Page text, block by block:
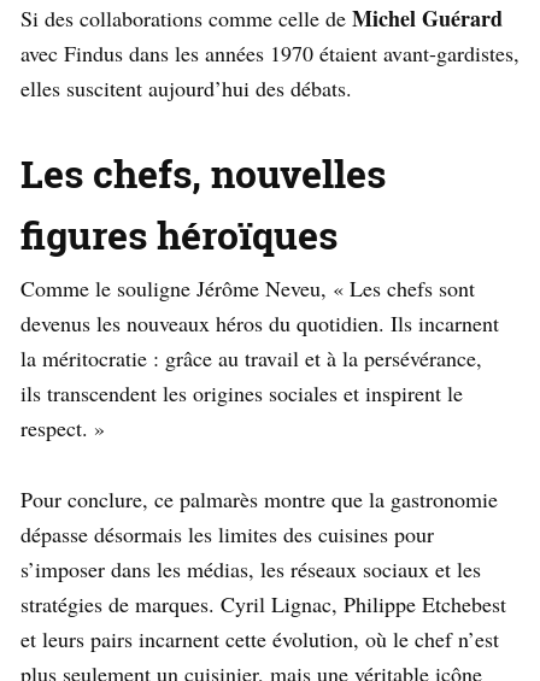
Si des collaborations comme celle de Michel Guérard
avec Findus dans les années 1970 étaient avant-gardistes,
elles suscitent aujourd’hui des débats.
Les chefs, nouvelles
figures héroïques
Comme le souligne Jérôme Neveu, « Les chefs sont
devenus les nouveaux héros du quotidien. Ils incarnent
la méritocratie : grâce au travail et à la persévérance,
ils transcendent les origines sociales et inspirent le
respect. »
Pour conclure, ce palmarès montre que la gastronomie
dépasse désormais les limites des cuisines pour
s’imposer dans les médias, les réseaux sociaux et les
stratégies de marques. Cyril Lignac, Philippe Etchebest
et leurs pairs incarnent cette évolution, où le chef n’est
plus seulement un cuisinier, mais une véritable icône